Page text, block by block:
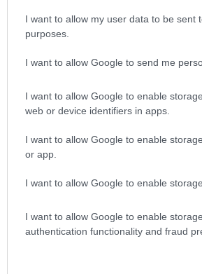
I want to allow my user data to be sent
purposes.
I want to allow Google to send me
I want to allow Google to enable
web or device identifiers in apps.
I want to allow Google to enable
or app.
I want to allow Google to enable
I want to allow Google to enable
authentication functionality and fraud
orvosi beutaló?
krónikus jellegű problémákat kezelnek,